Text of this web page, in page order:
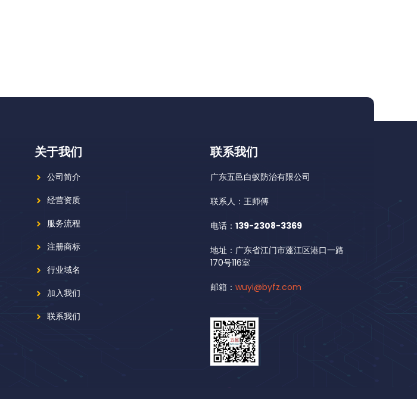
关于我们
公司简介
经营资质
服务流程
注册商标
行业域名
加入我们
联系我们
联系我们
广东五邑白蚁防治有限公司
联系人：王师傅
电话： 139-2308-3369
地址：广东省江门市蓬江区港口一路
170号116室
邮箱： wuyi@byfz.com